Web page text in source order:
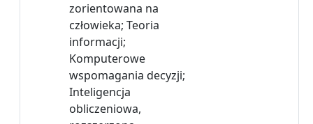
zorientowana na
człowieka; Teoria
informacji;
Komputerowe
wspomagania decyzji;
Inteligencja
obliczeniowa,